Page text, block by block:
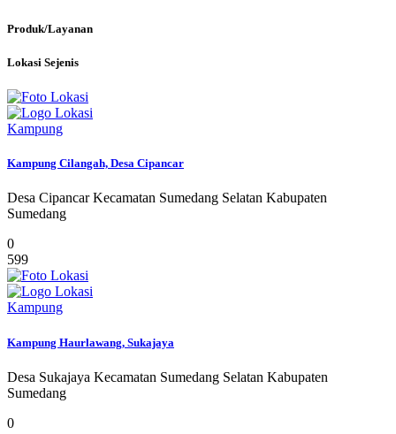
Produk/Layanan
Lokasi Sejenis
Kampung
Kampung Cilangah, Desa Cipancar
Desa Cipancar Kecamatan Sumedang Selatan Kabupaten
Sumedang
0
599
Kampung
Kampung Haurlawang, Sukajaya
Desa Sukajaya Kecamatan Sumedang Selatan Kabupaten
Sumedang
0